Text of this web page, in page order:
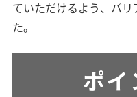
ていただけるよう、バ
た。
ポ